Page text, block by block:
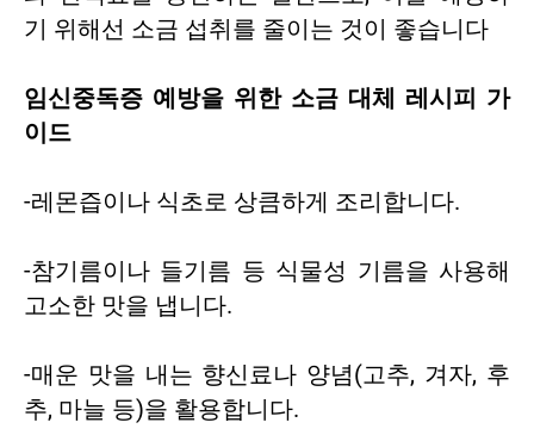
기 위해선 소금 섭취를 줄이는 것이 좋습니다
임신중독증 예방을 위한 소금 대체 레시피 가
이드
-레몬즙이나 식초로 상큼하게 조리합니다.
-참기름이나 들기름 등 식물성 기름을 사용해
고소한 맛을 냅니다.
-매운 맛을 내는 향신료나 양념(고추, 겨자, 후
추, 마늘 등)을 활용합니다.